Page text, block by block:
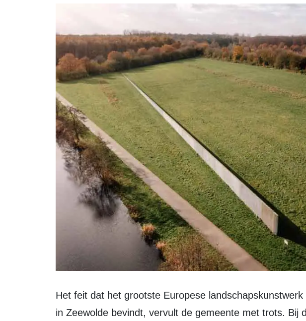
Het feit dat het grootste Europese landschapskunstwerk van Richard Serra zich
in Zeewolde bevindt, vervult de gemeente met trots. Bij